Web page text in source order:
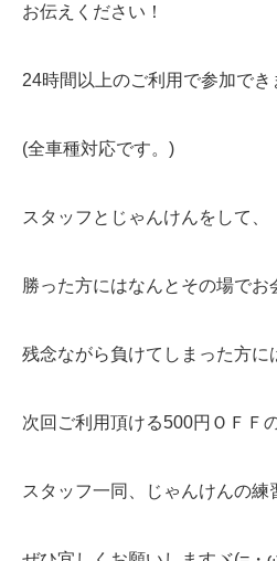
お伝えください！
24時間以上のご利用で参加でき
(全車種対応です。)
スタッフとじゃんけんをして、
勝った方にはなんとその場でお
残念ながら負けてしまった方に
次回ご利用頂ける500円ＯＦＦ
スタッフ一同、じゃんけんの